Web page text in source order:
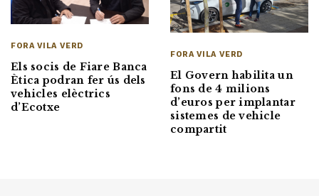
FORA VILA VERD
Els socis de Fiare Banca
Ètica podran fer ús dels
vehicles elèctrics
d’Ecotxe
FORA VILA VERD
El Govern habilita un
fons de 4 milions
d’euros per implantar
sistemes de vehicle
compartit